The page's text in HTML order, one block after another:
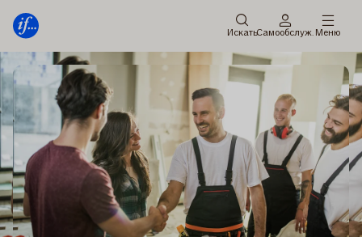
меню
ИскатьCамообслуж. Меню